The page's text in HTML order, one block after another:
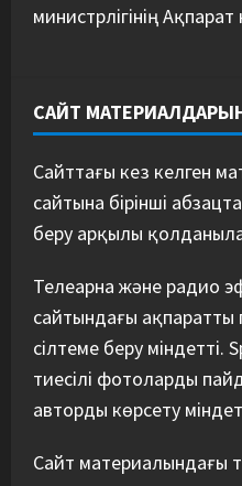
министрлігінің
САЙТ
Сайттағы кез келген
сайтына бірінші
беру арқылы
Телеарна және радио
сайтындағы ақпаратты
сілтеме беру міндетті.
тиесілі фотоларды
авторды көрсету
Сайт материалындағы